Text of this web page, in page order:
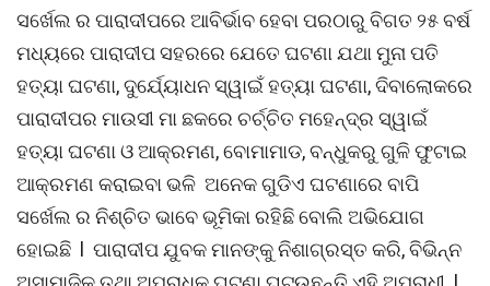
ସର୍ଖେଲ ର ପାରାଦୀପରେ ଆବିର୍ଭାବ ହେବା ପରଠାରୁ ବିଗତ ୨୫ ବର୍ଷ
ମଧ୍ୟରେ ପାରାଦୀପ ସହରରେ ଯେତେ ଘଟଣା ଯଥା ମୁନା ପତି
ହତ୍ୟା ଘଟଣା, ଦୁର୍ଯ୍ୟୋଧନ ସ୍ୱାଇଁ ହତ୍ୟା ଘଟଣା, ଦିବାଲୋକରେ
ପାରାଦୀପର ମାଉସୀ ମା ଛକରେ ଚର୍ଚ୍ଚିତ ମହେନ୍ଦ୍ର ସ୍ୱାଇଁ
ହତ୍ୟା ଘଟଣା ଓ ଆକ୍ରମଣ, ବୋମାମାଡ, ବନ୍ଧୁକରୁ ଗୁଳି ଫୁଟାଇ
ଆକ୍ରମଣ କରାଇବା ଭଳି ଅନେକ ଗୁଡିଏ ଘଟଣାରେ ବାପି
ସର୍ଖେଲ ର ନିଶ୍ଚିତ ଭାବେ ଭୂମିକା ରହିଛି ବୋଲି ଅଭିଯୋଗ
ହୋଇଛି l ପାରାଦୀପ ଯୁବକ ମାନଙ୍କୁ ନିଶାଗ୍ରସ୍ତ କରି, ବିଭିନ୍ନ